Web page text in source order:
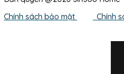
Chính sách bảo mật
Chính